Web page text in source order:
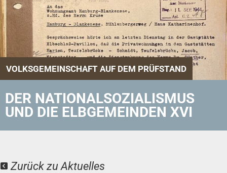
VOLKSGEMEINSCHAFT AUF DEM PRÜFSTAND
DER NATIONALSOZIALISMUS
UND DIE ELBGEMEINDEN XVI
Zurück zu Aktuelles